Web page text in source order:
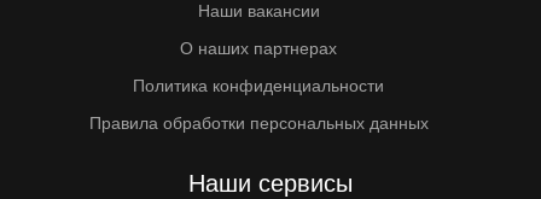
Наши вакансии
О наших партнерах
Политика конфиденциальности
Правила обработки персональных данных
Наши сервисы